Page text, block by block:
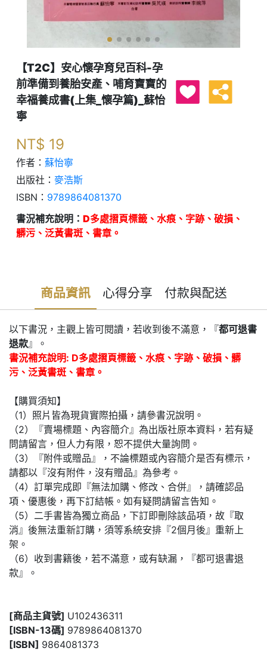
【T2C】安心懷孕育兒百科-孕
前準備到養胎安產、哺育寶寶的
幸福養成書(上集_懷孕篇)_蘇怡
寧
NT$ 19
作者： 蘇怡寧
出版社： 麥浩斯
ISBN： 9789864081370
書況補充說明： D多處摺頁標籤、水痕、字跡、破損、
髒污、泛黃書斑、書章。
商品資訊 心得分享 付款與配送
以下書況，主觀上皆可閱讀，若收到後不滿意，『都可退書
退款』。
書況補充說明: D多處摺頁標籤、水痕、字跡、破損、髒
污、泛黃書斑、書章。
【購買須知】
（1）照片皆為現貨實際拍攝，請參書況說明。
（2）『賣場標題、內容簡介』為出版社原本資料，若有疑
問請留言，但人力有限，恕不提供大量詢問。
（3）『附件或贈品』，不論標題或內容簡介是否有標示，
請都以『沒有附件，沒有贈品』為參考。
（4）訂單完成即『無法加購、修改、合併』，請確認品
項、優惠後，再下訂結帳。如有疑問請留言告知。
（5）二手書皆為獨立商品，下訂即刪除該品項，故『取
消』後無法重新訂購，須等系統安排『2個月後』重新上
架。
（6）收到書籍後，若不滿意，或有缺漏，『都可退書退
款』。
[商品主貨號] U102436311
[ISBN-13碼] 9789864081370
[ISBN] 9864081373